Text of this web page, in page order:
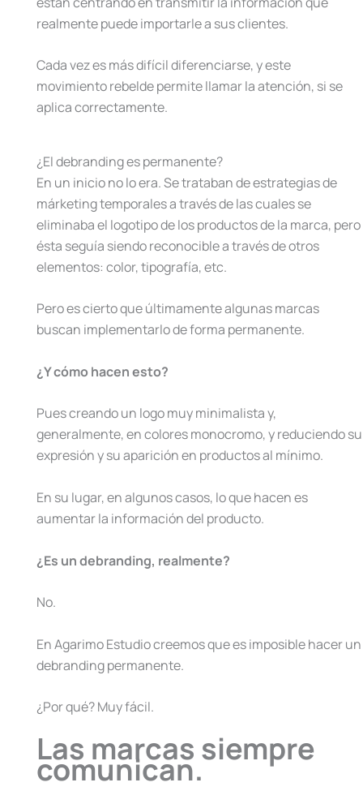
realmente puede importarle a sus clientes.
Cada vez es más difícil diferenciarse, y este
movimiento rebelde permite llamar la atención, si se
aplica correctamente.
¿El debranding es permanente?
En un inicio no lo era. Se trataban de estrategias de
márketing temporales a través de las cuales se
eliminaba el logotipo de los productos de la marca, pero
ésta seguía siendo reconocible a través de otros
elementos: color, tipografía, etc.
Pero es cierto que últimamente algunas marcas
buscan implementarlo de forma permanente.
¿Y cómo hacen esto?
Pues creando un logo muy minimalista y,
generalmente, en colores monocromo, y reduciendo su
expresión y su aparición en productos al mínimo.
En su lugar, en algunos casos, lo que hacen es
aumentar la información del producto.
¿Es un debranding, realmente?
No.
En Agarimo Estudio creemos que es imposible hacer un
debranding permanente.
¿Por qué? Muy fácil.
Las marcas siempre
comunican.